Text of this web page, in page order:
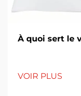
À quoi sert le
VOIR PLUS